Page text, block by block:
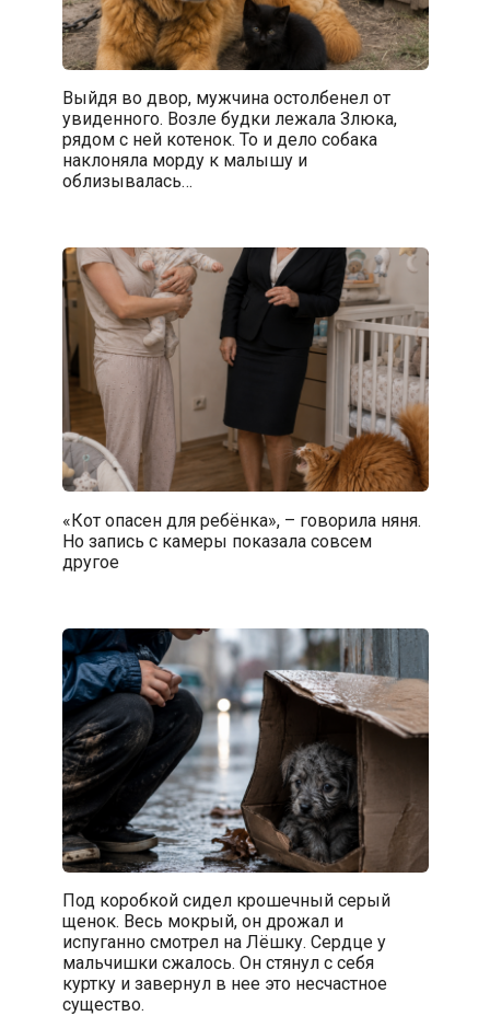
Выйдя во двор, мужчина остолбенел от
увиденного. Возле будки лежала Злюка,
рядом с ней котенок. То и дело собака
наклоняла морду к малышу и
облизывалась…
«Кот опасен для ребёнка», – говорила няня.
Но запись с камеры показала совсем
другое
Под коробкой сидел крошечный серый
щенок. Весь мокрый, он дрожал и
испуганно смотрел на Лёшку. Сердце у
мальчишки сжалось. Он стянул с себя
куртку и завернул в нее это несчастное
существо.